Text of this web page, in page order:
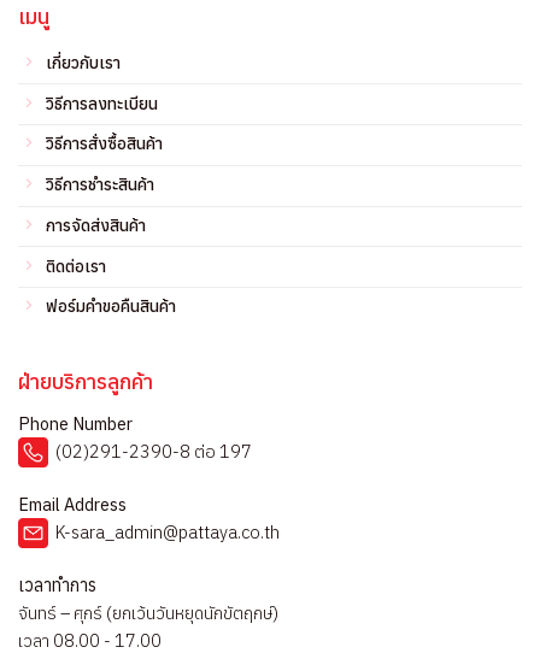
เมนู
เกี่ยวกับเรา
วิธีการลงทะเบียน
วิธีการสั่งซื้อสินค้า
วิธีการชำระสินค้า
การจัดส่งสินค้า
ติดต่อเรา
ฟอร์มคำขอคืนสินค้า
ฝ่ายบริการลูกค้า
Phone Number
(02)291-2390-8 ต่อ 197
Email Address
K-sara_admin@pattaya.co.th
เวลาทำการ
จันทร์ – ศุกร์ (ยกเว้นวันหยุดนักขัตฤกษ์)
เวลา 08.00 - 17.00